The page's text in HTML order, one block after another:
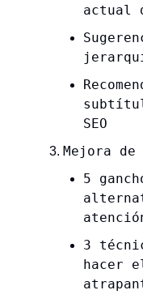
actual
SEO
Mejora de
5
3
hacer